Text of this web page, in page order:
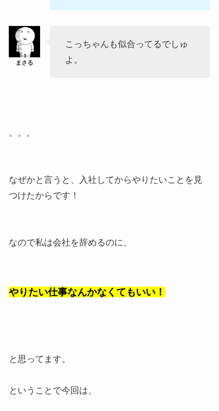
こっちゃんも似合ってるでしゅ
よ。
。。。
なぜかと言うと、入社してからやりたいことを見
つけたからです！
なので私は会社を辞めるのに、
やりたい仕事なんかなくてもいい！
と思ってます。
ということで今回は、